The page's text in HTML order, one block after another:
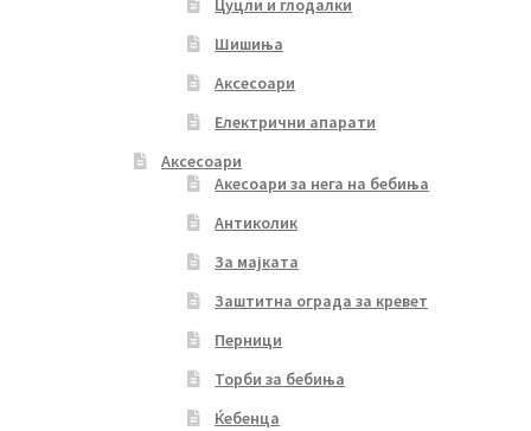
Цуцли и глодалки
Шишиња
Аксесоари
Електрични апарати
Аксесоари
Акесоари за нега на бебиња
Антиколик
За мајката
Заштитна ограда за кревет
Перници
Торби за бебиња
Ќебенца